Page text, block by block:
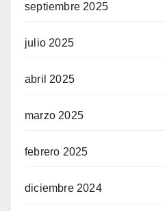
septiembre 2025
julio 2025
abril 2025
marzo 2025
febrero 2025
diciembre 2024